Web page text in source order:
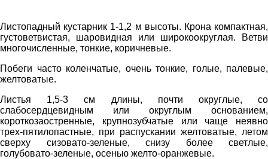
Листопадный кустарник 1-1,2 м высоты. Крона компактная,
густоветвистая, шаровидная или широкоокруглая. Ветви
многочисленные, тонкие, коричневые.
Побеги часто коленчатые, очень тонкие, голые, палевые,
желтоватые.
Листья 1,5-3 см длины, почти округлые, со
слабосердцевидным или округлым основанием,
короткозаостренные, крупнозубчатые или чаще неявно
трех-пятилопастные, при распускании желтоватые, летом
сверху сизовато-зеленые, снизу более светлые,
голубовато-зеленые, осенью желто-оранжевые.